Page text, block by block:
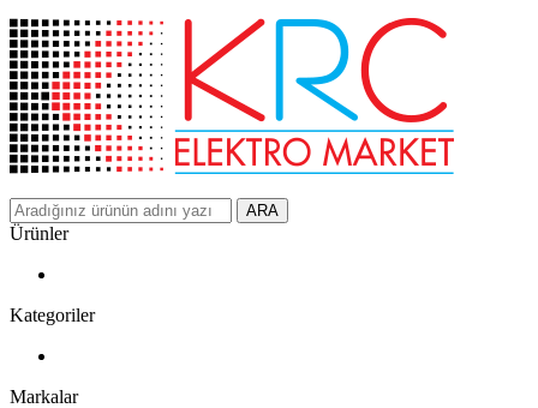
ARA
Ürünler
Kategoriler
Markalar